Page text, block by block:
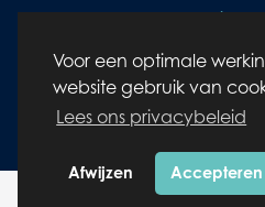
Voor een optimale
website gebruik van
Lees ons privacybeleid
Afwijzen Accepteren
Leisure
Bol